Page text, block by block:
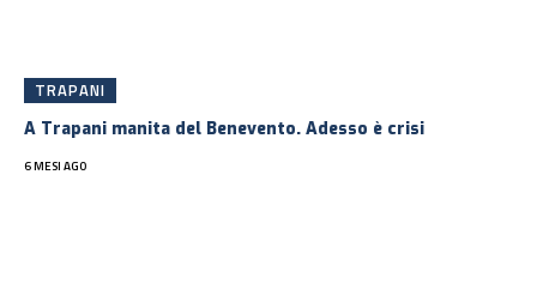
TRAPANI
A Trapani manita del Benevento. Adesso è crisi
6 MESI AGO